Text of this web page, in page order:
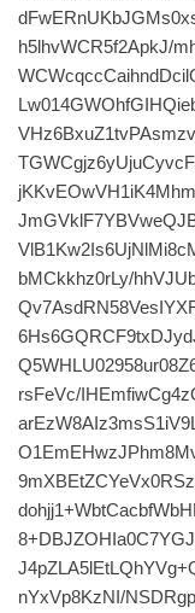
h5lhvWCR5f2ApkJ/
bMCkkhz0rLy/
rsFeVc/
nYxVp8KzNI/